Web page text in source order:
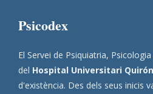
Psicodex
El Servei de Psiquiatria,
del Hospital Universitari
d'existència. Des dels seus inicis